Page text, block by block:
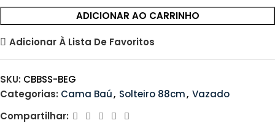
ADICIONAR AO CARRINHO
Adicionar À Lista De Favoritos
SKU: CBBSS-BEG
Categorias: Cama Baú, Solteiro 88cm, Vazado
Compartilhar: